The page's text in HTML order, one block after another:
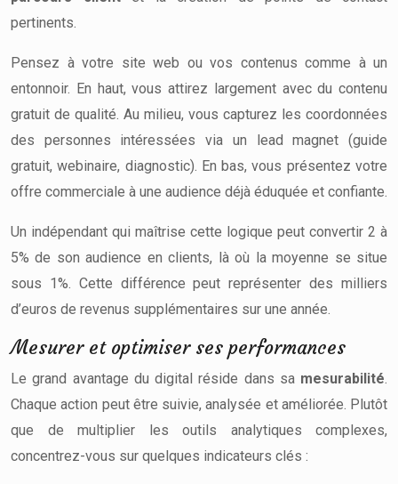
pertinents.
Pensez à votre site web ou vos contenus comme à un
entonnoir. En haut, vous attirez largement avec du contenu
gratuit de qualité. Au milieu, vous capturez les coordonnées
des personnes intéressées via un lead magnet (guide
gratuit, webinaire, diagnostic). En bas, vous présentez votre
offre commerciale à une audience déjà éduquée et confiante.
Un indépendant qui maîtrise cette logique peut convertir 2 à
5% de son audience en clients, là où la moyenne se situe
sous 1%. Cette différence peut représenter des milliers
d’euros de revenus supplémentaires sur une année.
Mesurer et optimiser ses performances
Le grand avantage du digital réside dans sa mesurabilité
Chaque action peut être suivie, analysée et améliorée. Plutôt
que de multiplier les outils analytiques complexes,
concentrez-vous sur quelques indicateurs clés :